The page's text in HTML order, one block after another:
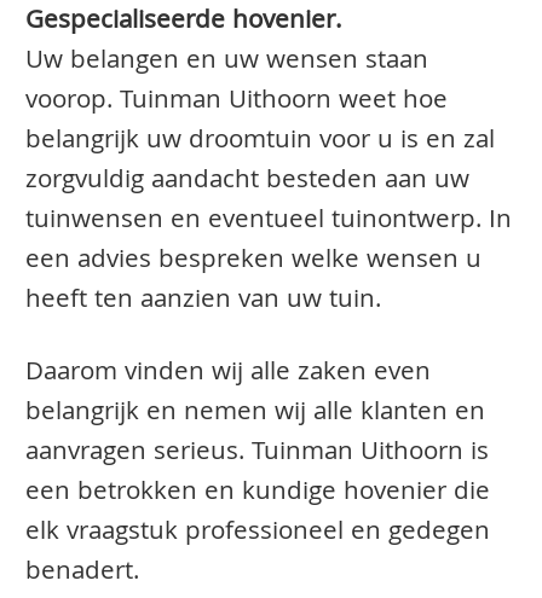
Gespecialiseerde hovenier.
Uw belangen en uw wensen staan
voorop. Tuinman Uithoorn weet hoe
belangrijk uw droomtuin voor u is en zal
zorgvuldig aandacht besteden aan uw
tuinwensen en eventueel tuinontwerp. In
een advies bespreken welke wensen u
heeft ten aanzien van uw tuin.
Daarom vinden wij alle zaken even
belangrijk en nemen wij alle klanten en
aanvragen serieus. Tuinman Uithoorn is
een betrokken en kundige hovenier die
elk vraagstuk professioneel en gedegen
benadert.